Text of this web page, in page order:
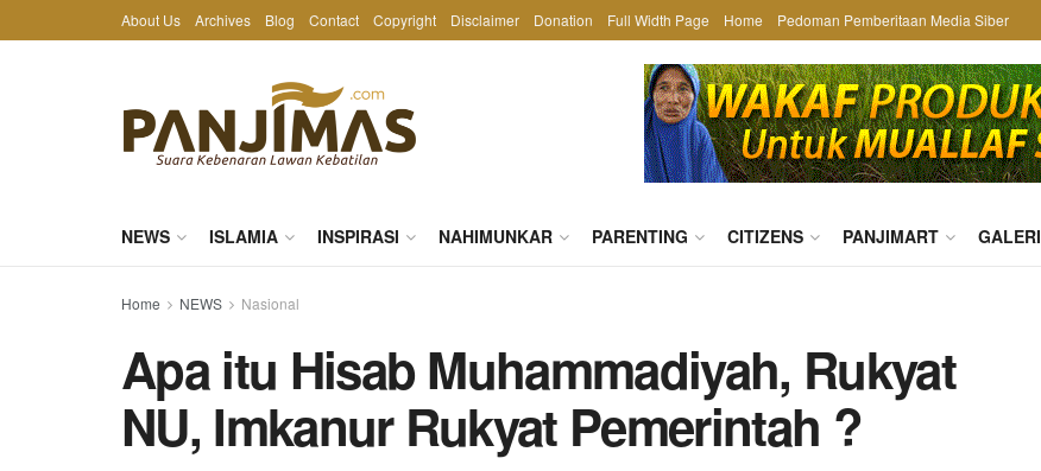
About Us Archives Blog Contact Copyright Disclaimer Donation Full Width Page Home Pedoman Pemberitaan Media Siber
NEWS ISLAMIA INSPIRASI NAHIMUNKAR PARENTING CITIZENS PANJIMART GALERI
Home NEWS Nasional
Apa itu Hisab Muhammadiyah, Rukyat
NU, Imkanur Rukyat Pemerintah ?